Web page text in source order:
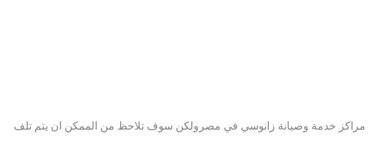
من مراكز خدمة وصيانة زانوسي في مصرولكن سوف تلاحظ من الممكن ان يتم تلف